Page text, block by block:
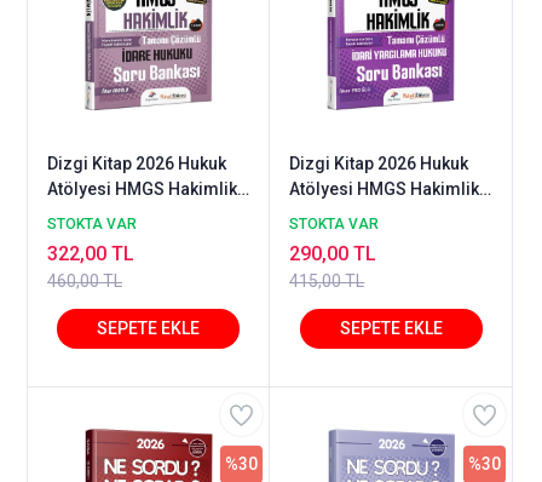
Dizgi Kitap 2026 Hukuk
Atölyesi HMGS Hakimlik
İdare Hukuku Ne Sordu
Çözümlü - İlker Eroğlu
Dizgi Kitap
STOKTA VAR
460,00 TL
322,00 TL
Dizgi Kitap 2026 Hukuk
Atölyesi HMGS Hakimlik
İdari Yargılama Hukuku
Bankası Çözümlü - İlker
Eroğlu Dizgi Kitap
STOKTA VAR
415,00 TL
290,00 TL
%30 %30